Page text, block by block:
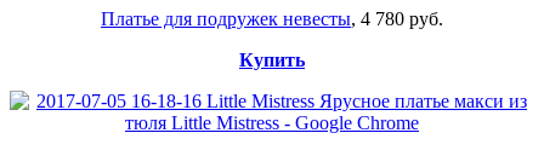
Платье для подружек невесты, 4 780 руб.
Купить